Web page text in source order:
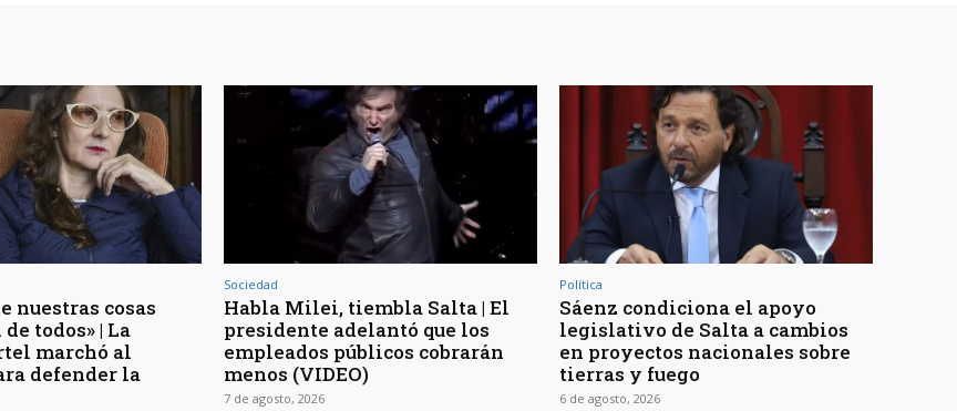
nuestras cosas
todos» | La
marchó al
defender la
Sociedad
Habla Milei, tiembla Salta | El
presidente adelantó que los
empleados públicos cobrarán
menos (VIDEO)
7 de agosto, 2026
Política
Sáenz condiciona el apoyo
legislativo de Salta a cambios
en proyectos nacionales sobre
tierras y fuego
6 de agosto, 2026